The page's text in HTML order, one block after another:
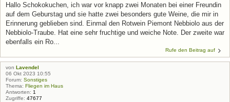
Hallo Schokokuchen, ich war vor knapp zwei Monaten bei einer Freundin
auf dem Geburstag und sie hatte zwei besonders gute Weine, die mir in
Erinnerung geblieben sind. Einmal den Rotwein Piemont Nebbiolo aus der
Nebbiolo-Traube. Hat eine sehr fruchtige und weiche Note. Der zweite war
ebenfalls ein Ro...
Rufe den Beitrag auf
von Lavendel
06 Okt 2023 10:55
Forum: Sonstiges
Thema: Fliegen im Haus
Antworten: 1
Zugriffe: 47677